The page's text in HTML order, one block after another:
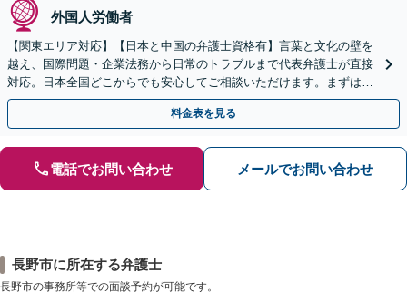
外国人労働者
【関東エリア対応】【日本と中国の弁護士資格有】言葉と文化の壁を
越え、国際問題・企業法務から日常のトラブルまで代表弁護士が直接
対応。日本全国どこからでも安心してご相談いただけます。まずは一
歩を踏み出してみませんか。【初回相談無料】
料金表を見る
電話でお問い合わせ メールでお問い合わせ
長野市に所在する弁護士
長野市の事務所等での面談予約が可能です。